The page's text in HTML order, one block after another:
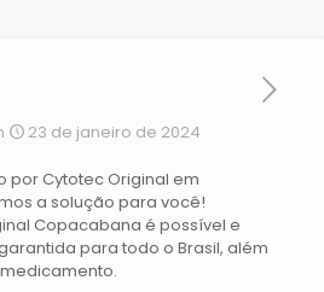
23 de janeiro de 2024
por Cytotec Original em
a solução para você!
Copacabana é possível e
para todo o Brasil, além